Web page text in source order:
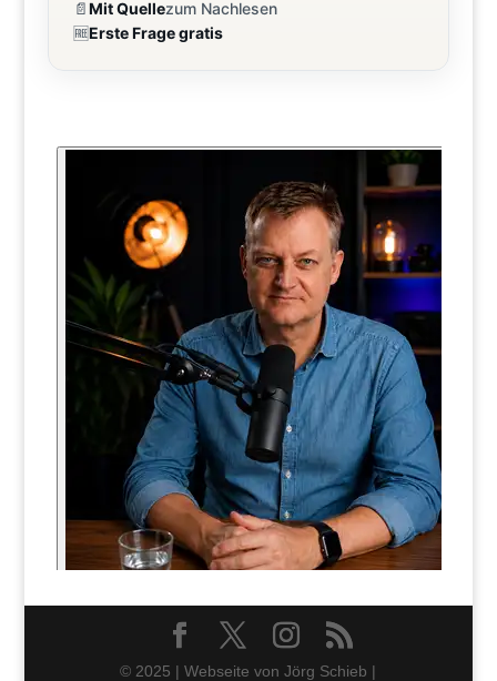
📄Mit Quellezum Nachlesen
🆓Erste Frage gratis
© 2025 | Webseite von Jörg Schieb |